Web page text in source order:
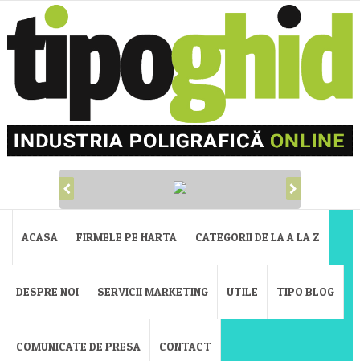
ACASA FIRMELE PE HARTA CATEGORII DE LA A LA Z
DESPRE NOI SERVICII MARKETING UTILE TIPO BLOG
COMUNICATE DE PRESA CONTACT